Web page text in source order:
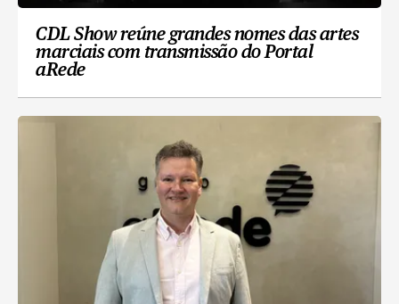
CDL Show reúne grandes nomes das artes
marciais com transmissão do Portal
aRede